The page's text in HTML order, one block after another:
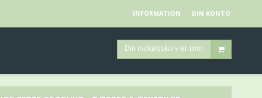
INFORMATION DIN KONTO
Din indkøbskurv er tom